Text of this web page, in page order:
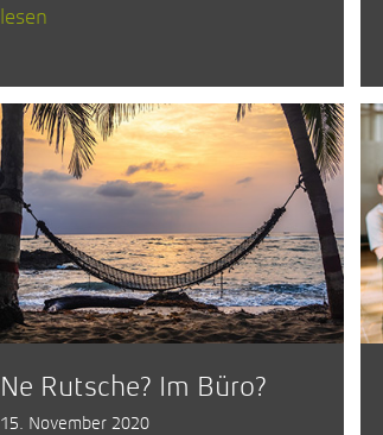
lesen
Ne Rutsche? Im Büro?
15. November 2020